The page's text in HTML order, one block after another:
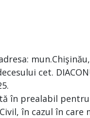
cet.
în prealabil pentru
în cazul în